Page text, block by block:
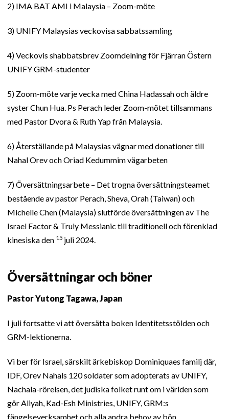
2) IMA BAT AMI i Malaysia – Zoom-möte
3) UNIFY Malaysias veckovisa sabbatssamling
4) Veckovis shabbatsbrev Zoomdelning för Fjärran Östern
UNIFY GRM-studenter
5) Zoom-möte varje vecka med China Hadassah och äldre
syster Chun Hua. Ps Perach leder Zoom-mötet tillsammans
med Pastor Dvora & Ruth Yap från Malaysia.
6) Återställande på Malaysias vägnar med donationer till
Nahal Orev och Oriad Kedummim vägarbeten
7) Översättningsarbete – Det trogna översättningsteamet
bestående av pastor Perach, Sheva, Orah (Taiwan) och
Michelle Chen (Malaysia) slutförde översättningen av The
Israel Factor & Truly Messianic till traditionell och förenklad
kinesiska den 15 juli 2024.
Översättningar och böner
Pastor Yutong Tagawa, Japan
I juli fortsatte vi att översätta boken Identitetsstölden och
GRM-lektionerna.
Vi ber för Israel, särskilt ärkebiskop Dominiquaes familj där,
IDF, Orev Nahals 120 soldater som adopterats av UNIFY,
Nachala-rörelsen, det judiska folket runt om i världen som
gör Aliyah, Kad-Esh Ministries, UNIFY, GRM:s
fängelseverksamhet och alla andra behov av bön.